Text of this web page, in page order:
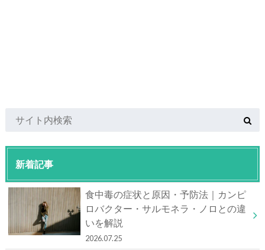
新着記事
食中毒の症状と原因・予防法｜カンピ
ロバクター・サルモネラ・ノロとの違
いを解説
2026.07.25